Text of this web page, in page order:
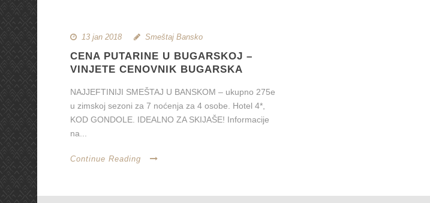
13 jan 2018 Smeštaj Bansko
CENA PUTARINE U BUGARSKOJ –
VINJETE CENOVNIK BUGARSKA
NAJJEFTINIJI SMEŠTAJ U BANSKOM – ukupno 275e
u zimskoj sezoni za 7 noćenja za 4 osobe. Hotel 4*,
KOD GONDOLE. IDEALNO ZA SKIJAŠE! Informacije
na...
Continue Reading